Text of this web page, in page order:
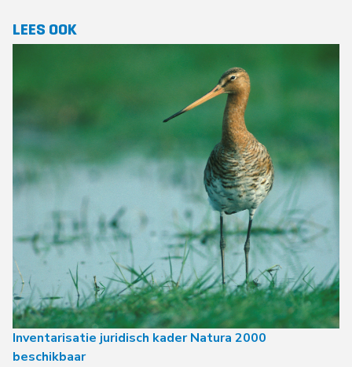
LEES OOK
Inventarisatie juridisch kader Natura 2000
beschikbaar